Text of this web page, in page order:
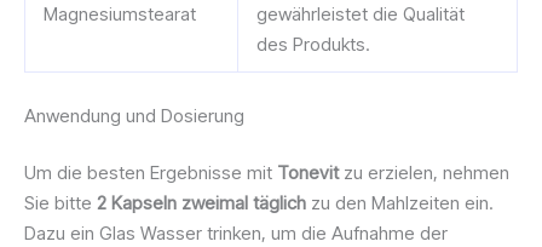
Magnesiumstearat
gewährleistet die Qualität
des Produkts.
Anwendung und Dosierung
Um die besten Ergebnisse mit Tonevitzu erzielen, nehmen
Sie bitte 2 Kapseln zweimal täglich zu den Mahlzeiten ein.
Dazu ein Glas Wasser trinken, um die Aufnahme der